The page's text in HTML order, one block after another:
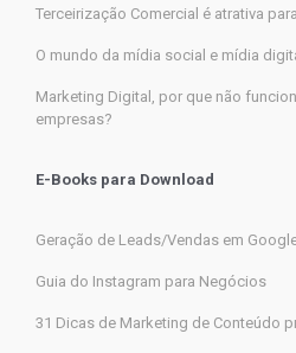
Terceirização Comercial é atrativa
O mundo da mídia social e mídia
Marketing Digital, por que não
empresas?
E-Books para Download
Geração de Leads/Vendas em
Guia do Instagram para Negócios
31 Dicas de Marketing de Conteúdo